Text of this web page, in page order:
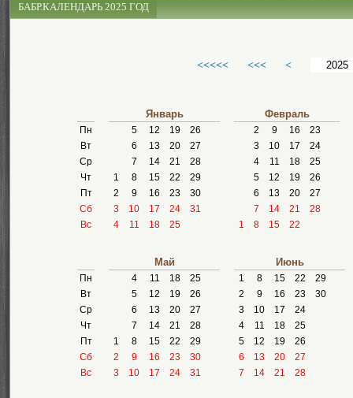
БАБР.КАЛЕНДАРЬ 2025 ГОД
<<<<< <<< <
Пн
Вт
Ср
Чт
Пт
Сб
Вс
Январь
5 12 19
26
6
13 20
27
7
14 21
28
1
8 15 22
29
2
9 16 23
30
3
10 17 24
31
4
11 18 25
Февраль
2 9 16
23
3
10 17
24
4
11 18
25
5
12 19
26
6
13 20
27
7
14 21
28
1
8 15 22
Пн
Вт
Ср
Чт
Пт
Сб
Вс
Май
4 11 18
25
5
12 19
26
6
13 20
27
7
14 21
28
1
8 15 22
29
2
9 16 23
30
3
10 17 24 31
Июнь
1 8 15 22
29
2
9 16 23
30
3
10 17
24
4
11 18
25
5
12 19
26
6
13 20
27
7
14 21 28